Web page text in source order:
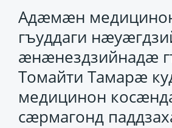
Адӕмӕн
гъуддаги
ӕнӕнездзийнадӕ
Томайти Тамарӕ
медицинон
сӕрмагонд